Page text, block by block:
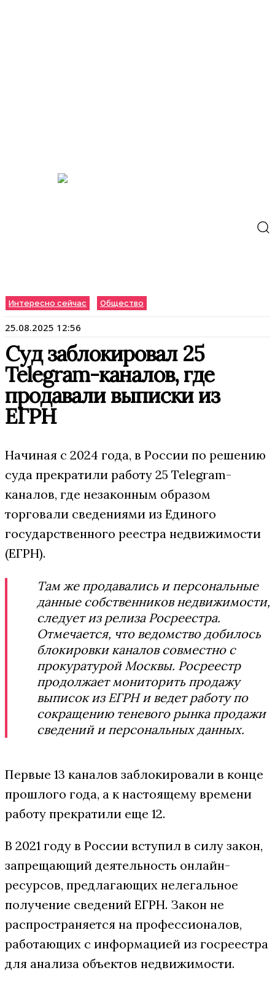
Интересно сейчас Общество
25.08.2025 12:56
Суд заблокировал 25
Telegram-каналов, где
продавали выписки из
ЕГРН
Начиная с 2024 года, в России по решению
суда прекратили работу 25 Telegram-
каналов, где незаконным образом
торговали сведениями из Единого
государственного реестра недвижимости
(ЕГРН).
Там же продавались и персональные
данные собственников недвижимости,
следует из релиза Росреестра.
Отмечается, что ведомство добилось
блокировки каналов совместно с
прокуратурой Москвы. Росреестр
продолжает мониторить продажу
выписок из ЕГРН и ведет работу по
сокращению теневого рынка продажи
сведений и персональных данных.
Первые 13 каналов заблокировали в конце
прошлого года, а к настоящему времени
работу прекратили еще 12.
В 2021 году в России вступил в силу закон,
запрещающий деятельность онлайн-
ресурсов, предлагающих нелегальное
получение сведений ЕГРН. Закон не
распространяется на профессионалов,
работающих с информацией из госреестра
для анализа объектов недвижимости.